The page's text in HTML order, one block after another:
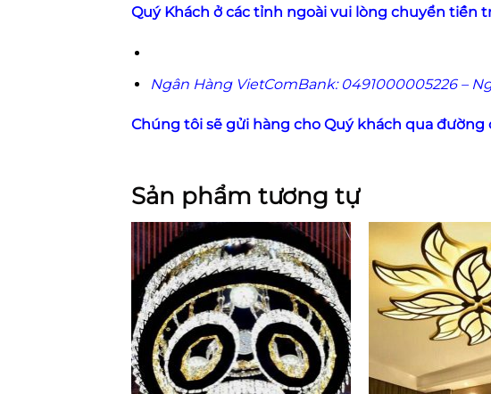
Quý Khách ở các tỉnh ngoài vui lòng chuyển tiền
Ngân Hàng VietComBank: 0491000005226 –
Chúng tôi sẽ gửi hàng cho Quý khách qua
Sản phẩm tương tự